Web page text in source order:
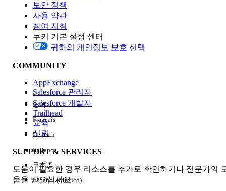
Edition
경험
보안 정책
사용 약관
참여 지침
쿠키 기본 설정 센터
귀하의 개인정보 보호 선택
COMMUNITY
AppExchange
Salesforce 관리자
Salesforce 개발자
Trailhead
교육
신뢰
SUPPORT & SERVICES
도움이 필요한 경우 리소스를 추가로 확인하거나 전문가의
움을 받으십시오.
영어
Français
Deutsch
Italiano
日本語
Español (México)